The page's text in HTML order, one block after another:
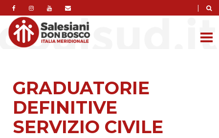
|
GRADUATORIE
DEFINITIVE
SERVIZIO CIVILE